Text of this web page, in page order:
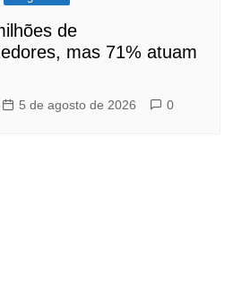
de
mas 71% atuam
5 de agosto de 2026 0